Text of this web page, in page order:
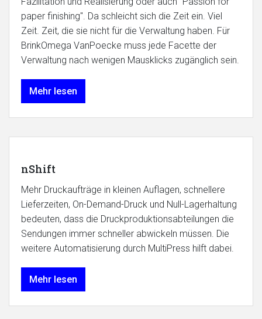
paper finishing". Da schleicht sich die Zeit ein. Viel
Zeit. Zeit, die sie nicht für die Verwaltung haben. Für
BrinkOmega VanPoecke muss jede Facette der
Verwaltung nach wenigen Mausklicks zugänglich sein.
Mehr lesen
nShift
Mehr Druckaufträge in kleinen Auflagen, schnellere
Lieferzeiten, On-Demand-Druck und Null-Lagerhaltung
bedeuten, dass die Druckproduktionsabteilungen die
Sendungen immer schneller abwickeln müssen. Die
weitere Automatisierung durch MultiPress hilft dabei.
Mehr lesen